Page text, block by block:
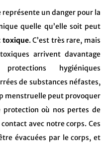
un danger pour la
quelle qu’elle soit peut
toxique. C’est très rare, mais
arrivent davantage
hygiéniques
de substances néfastes,
menstruelle peut provoquer
où nos pertes de
avec notre corps. Ces
évacuées par le corps, et